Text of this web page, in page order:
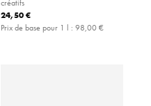
créatifs
24,50 €
Prix de base pour 1 l : 98,00 €